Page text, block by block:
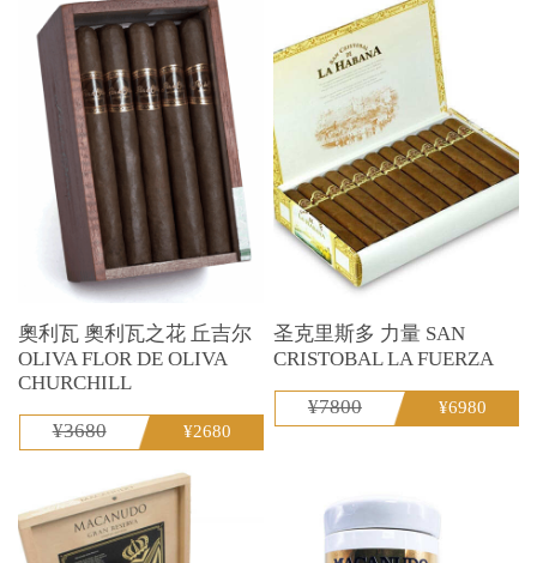
奧利瓦 奧利瓦之花 丘吉尔
OLIVA FLOR DE OLIVA
CHURCHILL
¥3680 ¥2680
圣克里斯多 力量 SAN
CRISTOBAL LA FUERZA
¥7800 ¥6980